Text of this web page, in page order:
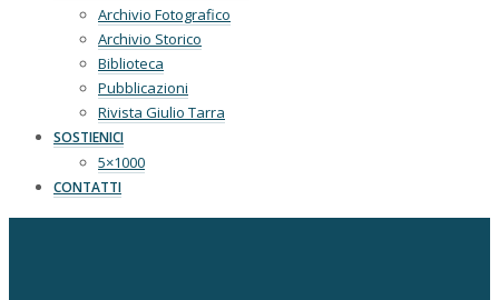
Archivio Fotografico
Archivio Storico
Biblioteca
Pubblicazioni
Rivista Giulio Tarra
SOSTIENICI
5×1000
CONTATTI